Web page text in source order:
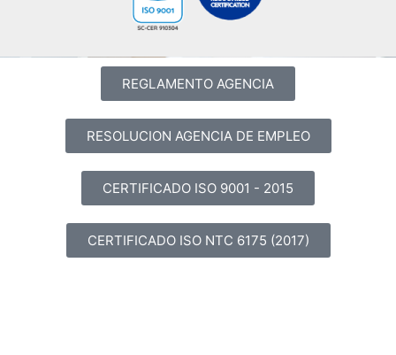
REGLAMENTO AGENCIA
RESOLUCION AGENCIA DE EMPLEO
CERTIFICADO ISO 9001 - 2015
CERTIFICADO ISO NTC 6175 (2017)